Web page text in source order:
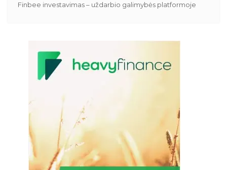
Finbee investavimas – uždarbio galimybės platformoje